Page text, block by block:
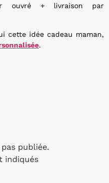
ouvré + livraison par
cette idée cadeau maman,
.
publiée.
indiqués